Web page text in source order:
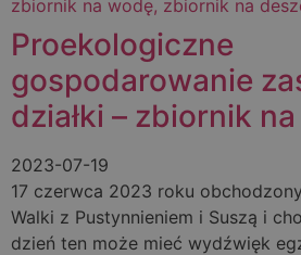
Proekologiczne
gospodarowanie
działki – zbiornik
2023-07-19
17 czerwca 2023 roku
Walki z Pustynnieniem i Suszą i
dzień ten może mieć wydźwięk